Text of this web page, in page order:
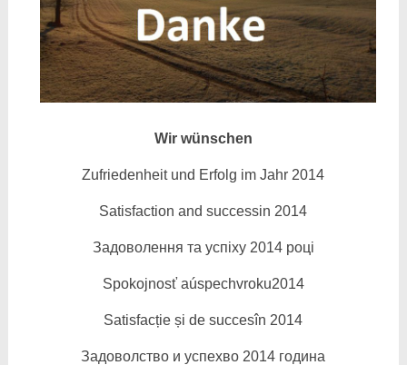
Wir wünschen
Zufriedenheit und Erfolg im Jahr 2014
Satisfaction and successin 2014
Задоволення та успіху 2014 році
Spokojnosť aúspechvroku2014
Satisfacție și de succesîn 2014
Задоволство и успехво 2014 година